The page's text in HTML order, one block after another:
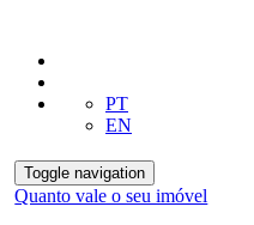
PT
EN
Toggle navigation
Quanto vale o seu imóvel